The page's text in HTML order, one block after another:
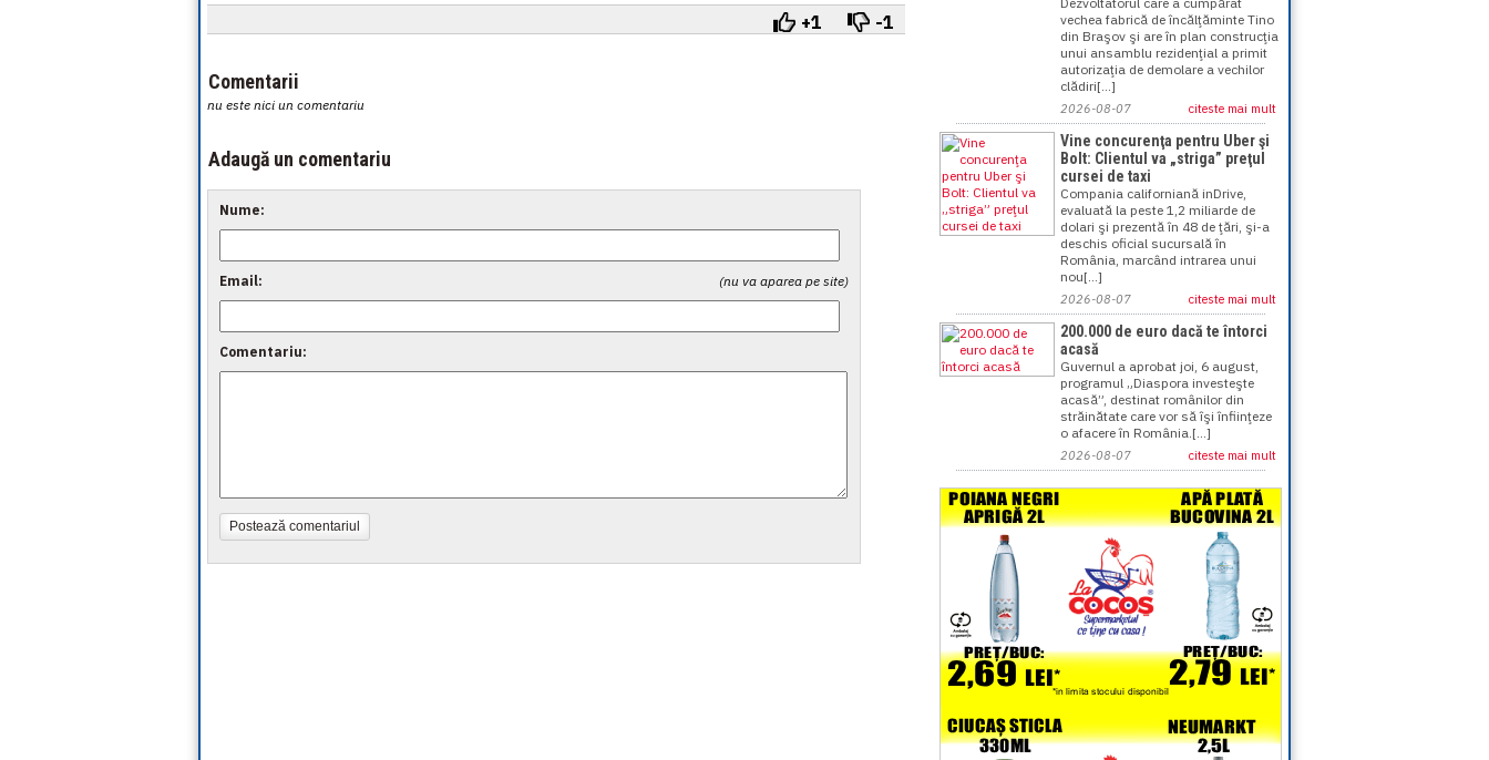
+1 -1
Comentarii
nu este nici un comentariu
Adaugă un comentariu
Nume:
(nu va aparea pe site)
Email:
Comentariu:
Postează comentariul
vechea fabrică de încălţăminte Tino
din Braşov şi are în plan construcţia
unui ansamblu rezidenţial a primit
autorizaţia de demolare a vechilor
clădiri[...]
2026-08-07 citeste mai mult
Vine concurenţa pentru Uber şi
Bolt: Clientul va „striga” preţul
cursei de taxi
Compania californiană inDrive,
evaluată la peste 1,2 miliarde de
dolari şi prezentă în 48 de ţări, şi-a
deschis oficial sucursală în
România, marcând intrarea unui
nou[...]
2026-08-07 citeste mai mult
200.000 de euro dacă te întorci
acasă
Guvernul a aprobat joi, 6 august,
programul „Diaspora investeşte
acasă”, destinat românilor din
străinătate care vor să îşi înfiinţeze
o afacere în România.[...]
2026-08-07 citeste mai mult